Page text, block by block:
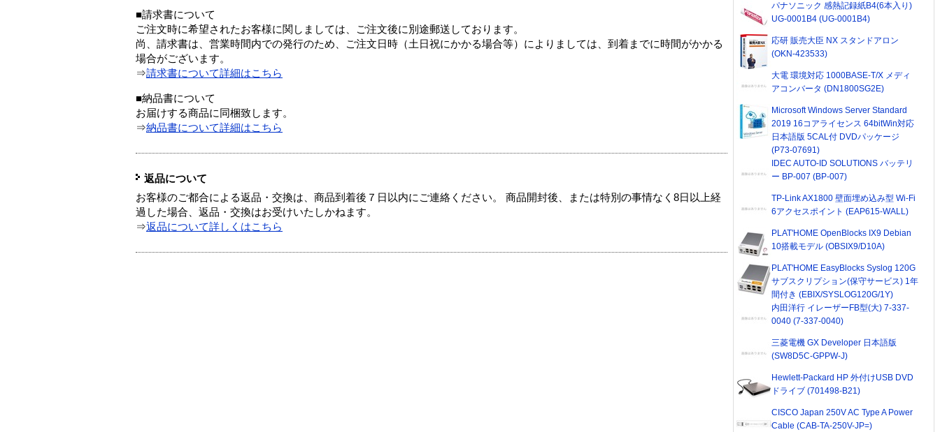
■請求書について
ご注文時に希望されたお客様に関しましては、ご注文後に別途郵送しております。
尚、請求書は、営業時間内での発行のため、ご注文日時（土日祝にかかる場合等）によりましては、到着までに時間がかかる
場合がございます。
⇒請求書について詳細はこちら
■納品書について
お届けする商品に同梱致します。
⇒納品書について詳細はこちら
返品について
お客様のご都合による返品・交換は、商品到着後７日以内にご連絡ください。 商品開封後、または特別の事情なく8日以上経
過した場合、返品・交換はお受けいたしかねます。
⇒返品について詳しくはこちら
パナソニック 感熱記録紙B4(6本入り)
UG-0001B4 (UG-0001B4)
応研 販売大臣 NX スタンドアロン
(OKN-423533)
大電 環境対応 1000BASE-T/X メディ
アコンバータ (DN1800SG2E)
Microsoft Windows Server Standard
2019 16コアライセンス 64bitWin対応
日本語版 5CAL付 DVDパッケージ
(P73-07691)
IDEC AUTO-ID SOLUTIONS バッテリ
ー BP-007 (BP-007)
TP-Link AX1800 壁面埋め込み型 Wi-Fi
6アクセスポイント (EAP615-WALL)
PLAT'HOME OpenBlocks IX9 Debian
10搭載モデル (OBSIX9/D10A)
PLAT'HOME EasyBlocks Syslog 120G
サブスクリプション(保守サービス) 1年
間付き (EBIX/SYSLOG120G/1Y)
内田洋行 イレーザーFB型(大) 7-337-
0040 (7-337-0040)
三菱電機 GX Developer 日本語版
(SW8D5C-GPPW-J)
Hewlett-Packard HP 外付けUSB DVD
ドライブ (701498-B21)
CISCO Japan 250V AC Type A Power
Cable (CAB-TA-250V-JP=)